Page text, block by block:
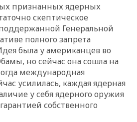
признанных ядерных
скептическое
Генеральной
полного запрета
была у американцев во
но сейчас она сошла на
международная
усилилась, каждая ядерная
у себя ядерного оружия
собственного